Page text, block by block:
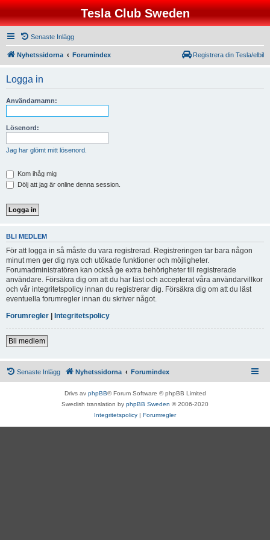
Tesla Club Sweden
Senaste Inlägg
Nyhetssidorna Forumindex Registrera din Tesla/elbil
Logga in
Användarnamn:
Lösenord:
Jag har glömt mitt lösenord.
Kom ihåg mig
Dölj att jag är online denna session.
BLI MEDLEM
För att logga in så måste du vara registrerad. Registreringen tar bara någon
minut men ger dig nya och utökade funktioner och möjligheter.
Forumadministratören kan också ge extra behörigheter till registrerade
användare. Försäkra dig om att du har läst och accepterat våra användarvillkor
och vår integritetspolicy innan du registrerar dig. Försäkra dig om att du läst
eventuella forumregler innan du skriver något.
Forumregler | Integritetspolicy
Bli medlem
Senaste Inlägg Nyhetssidorna Forumindex
Drivs av phpBB® Forum Software © phpBB Limited
Swedish translation by phpBB Sweden © 2006-2020
Integritetspolicy | Forumregler